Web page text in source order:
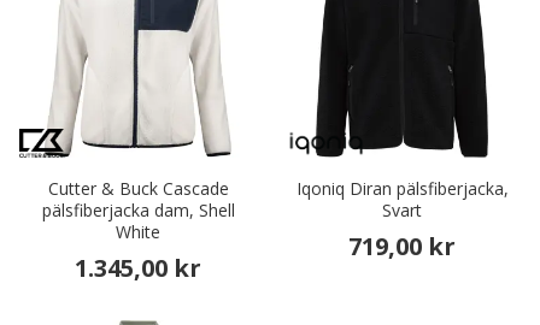
Cutter & Buck Cascade
pälsfiberjacka dam, Shell
White
1.345,00 kr
Iqoniq Diran pälsfiberjacka,
Svart
719,00 kr